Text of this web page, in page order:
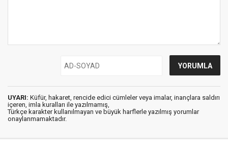
UYARI: Küfür, hakaret, rencide edici cümleler veya imalar, inançlara saldırı
içeren, imla kuralları ile yazılmamış,
Türkçe karakter kullanılmayan ve büyük harflerle yazılmış yorumlar
onaylanmamaktadır.